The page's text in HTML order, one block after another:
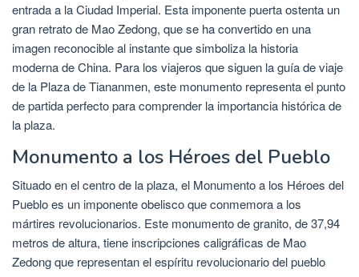
entrada a la Ciudad Imperial. Esta imponente puerta ostenta un
gran retrato de Mao Zedong, que se ha convertido en una
imagen reconocible al instante que simboliza la historia
moderna de China. Para los viajeros que siguen la guía de viaje
de la Plaza de Tiananmen, este monumento representa el punto
de partida perfecto para comprender la importancia histórica de
la plaza.
Monumento a los Héroes del Pueblo
Situado en el centro de la plaza, el Monumento a los Héroes del
Pueblo es un imponente obelisco que conmemora a los
mártires revolucionarios. Este monumento de granito, de 37,94
metros de altura, tiene inscripciones caligráficas de Mao
Zedong que representan el espíritu revolucionario del pueblo